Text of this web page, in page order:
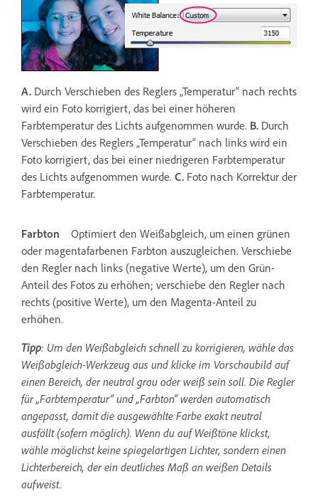
A. Durch Verschieben des Reglers „Temperatur“ nach rechts
wird ein Foto korrigiert, das bei einer höheren
Farbtemperatur des Lichts aufgenommen wurde. B. Durch
Verschieben des Reglers „Temperatur“ nach links wird ein
Foto korrigiert, das bei einer niedrigeren Farbtemperatur
des Lichts aufgenommen wurde. C. Foto nach Korrektur der
Farbtemperatur.
Farbton
Optimiert den Weißabgleich, um einen grünen
oder magentafarbenen Farbton auszugleichen. Verschiebe
den Regler nach links (negative Werte), um den Grün-
Anteil des Fotos zu erhöhen; verschiebe den Regler nach
rechts (positive Werte), um den Magenta-Anteil zu
erhöhen.
Tipp: Um den Weißabgleich schnell zu korrigieren, wähle das
Weißabgleich-Werkzeug aus und klicke im Vorschaubild auf
einen Bereich, der neutral grau oder weiß sein soll. Die Regler
für „Farbtemperatur“ und „Farbton“ werden automatisch
angepasst, damit die ausgewählte Farbe exakt neutral
ausfällt (sofern möglich). Wenn du auf Weißtöne klickst,
wähle möglichst keine spiegelartigen Lichter, sondern einen
Lichterbereich, der ein deutliches Maß an weißen Details
aufweist.